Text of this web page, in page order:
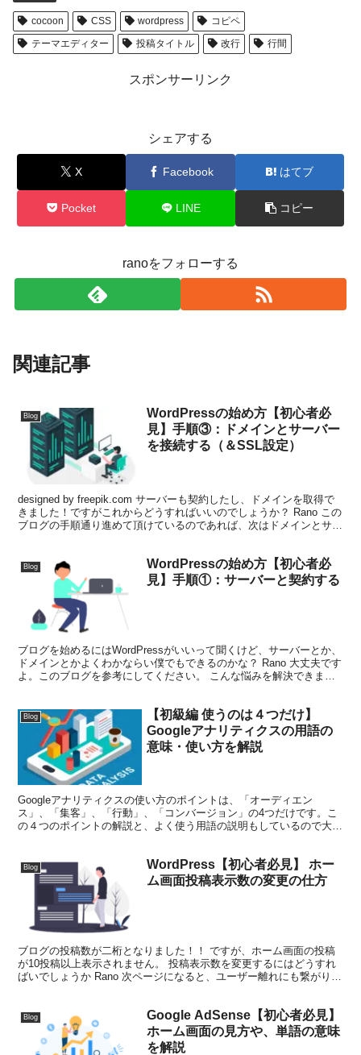
cocoon CSS wordpress
コピペ
テーマエディター
投稿タイトル 改行 行間
スポンサーリンク
シェアする
X Facebook はてブ
Pocket LINE コピー
ranoをフォローする
関連記事
Blog
WordPressの始め方【初心者必
見】手順③：ドメインとサーバー
を接続する（＆SSL設定）
designed by freepik.com サーバーも契約したし、ドメインを取得で
きました！ですがこれからどうすればいいのでしょうか？ Rano この
ブログの手順通り進めて頂けているのであれば、次はドメインとサー
Blog
WordPressの始め方【初心者必
見】手順①：サーバーと契約する
ブログを始めるにはWordPressがいいって聞くけど、サーバーとか、
ドメインとかよくわかならい僕でもできるのかな？ Rano 大丈夫です
よ。このブログを参考にしてください。 こんな悩みを解決できま
Blog
【初級編 使うのは４つだけ】
Googleアナリティクスの用語の
意味・使い方を解説
Googleアナリティクスの使い方のポイントは、「オーディエン
ス」、「集客」、「行動」、「コンバージョン」の4つだけです。こ
の４つのポイントの解説と、よく使う用語の説明もしているので大変
Blog
WordPress【初心者必見】 ホー
ム画面投稿表示数の変更の仕方
ブログの投稿数が二桁となりました！！ ですが、ホーム画面の投稿
が10投稿以上表示されません。 投稿表示数を変更するにはどうすれ
ばいでしょうか Rano 次ページになると、ユーザー離れにも繋がりま
Blog
Google AdSense【初心者必見】
ホーム画面の見方や、単語の意味
を解説